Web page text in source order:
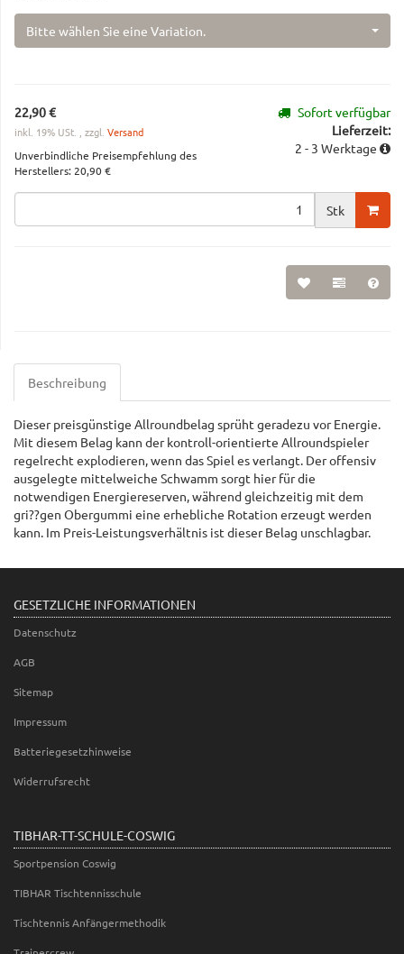
Bitte wählen Sie eine Variation.
22,90 €
inkl. 19% USt. , zzgl. Versand
Unverbindliche Preisempfehlung des
Herstellers:20,90 €
Sofort verfügbar
Lieferzeit:
2 - 3 Werktage
Stk
Beschreibung
Dieser preisgünstige Allroundbelag sprüht geradezu vor Energie.
Mit diesem Belag kann der kontroll-orientierte Allroundspieler
regelrecht explodieren, wenn das Spiel es verlangt. Der offensiv
ausgelegte mittelweiche Schwamm sorgt hier für die
notwendigen Energiereserven, während gleichzeitig mit dem
gri??gen Obergummi eine erhebliche Rotation erzeugt werden
kann. Im Preis-Leistungsverhältnis ist dieser Belag unschlagbar.
GESETZLICHE INFORMATIONEN
Datenschutz
AGB
Sitemap
Impressum
Batteriegesetzhinweise
Widerrufsrecht
TIBHAR-TT-SCHULE-COSWIG
Sportpension Coswig
TIBHAR Tischtennisschule
Tischtennis Anfängermethodik